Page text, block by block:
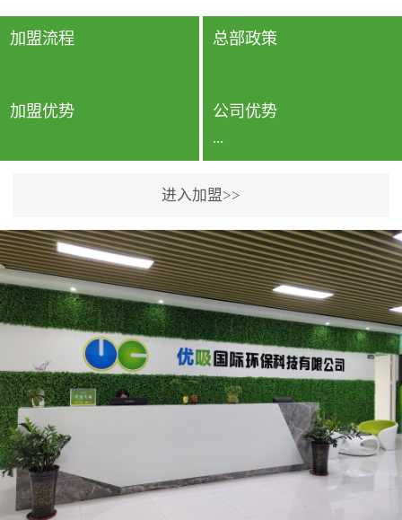
要。因为空间内人流携带
的、空气...
测结果可靠，远胜于其他
检测...
加盟流程 总部政策
加盟优势 公司优势
...
专利保护优势、双甲资质
企业（“室内环境净化治理
甲级施工资质”“室内环境
污染治理资质等级证
书”）、拥有多名高级《环
境工程高级工程师》室内
空气治理资格认证的治理
人员、掌握室内空气净化
治理实用技术和五项专利
技术、八项计算机软件著
作权登记证书等。研发实
进入加盟>>